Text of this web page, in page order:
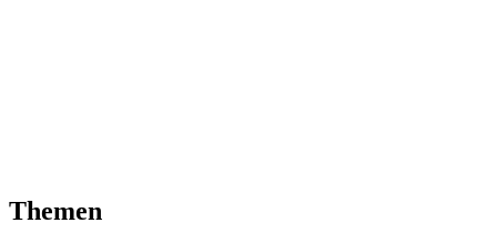
Themen